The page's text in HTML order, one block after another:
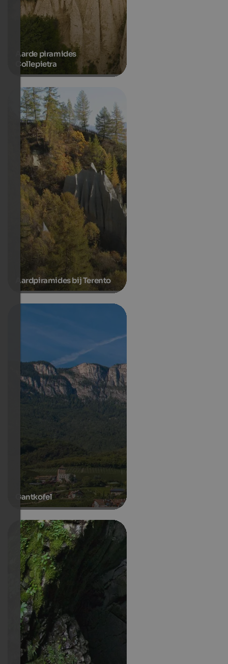
Aarde piramides
Collepietra
Aardpiramides bij Terento
Gantkofel